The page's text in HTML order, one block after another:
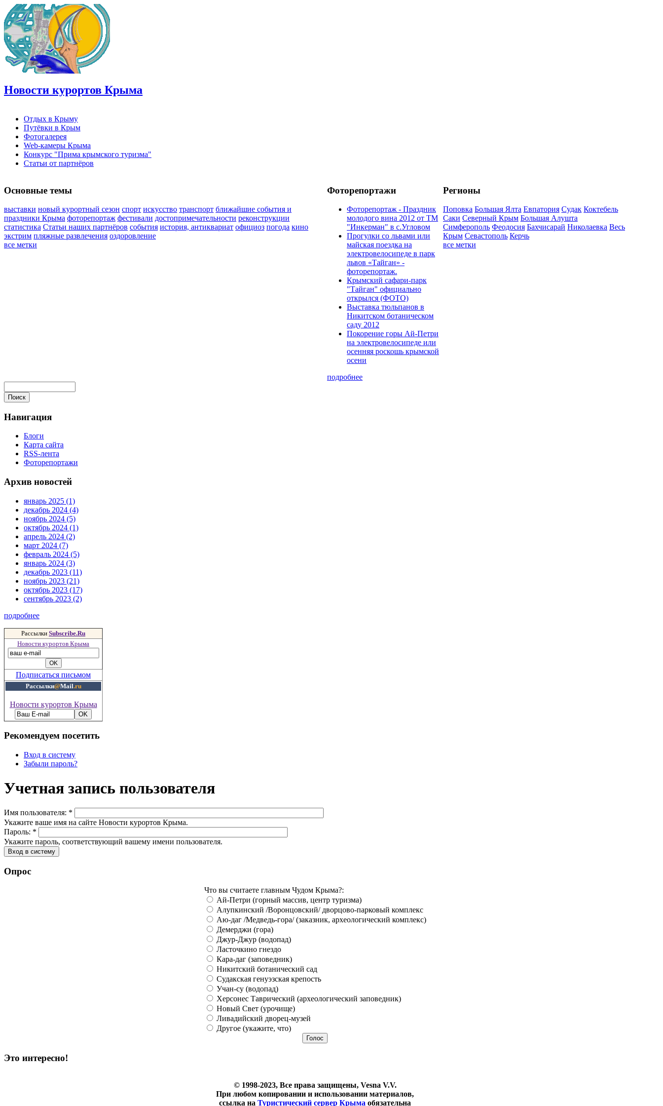
Новости курортов Крыма
Отдых в Крыму
Путёвки в Крым
Фотогалерея
Web-камеры Крыма
Конкурс "Прима крымского туризма"
Статьи от партнёров
Основные темы
выставки новый курортный сезон спорт искусство транспорт ближайшие события и
праздники Крыма фоторепортаж фестивали достопримечательности реконструкции
статистика Статьи наших партнёров события история, антиквариат официоз погода кино
экстрим пляжные развлечения оздоровление
все метки
Фоторепортажи
Фоторепортаж - Праздник
молодого вина 2012 от ТМ
"Инкерман" в с.Угловом
Прогулки cо львами или
майская поездка на
электровелосипеде в парк
львов «Тайган» -
фоторепортаж.
Крымский сафари-парк
"Тайган" официально
открылся (ФОТО)
Выставка тюльпанов в
Никитском ботаническом
саду 2012
Покорение горы Ай-Петри
на электровелосипеде или
осенняя роскошь крымской
осени
подробнее
Регионы
Поповка Большая Ялта Евпатория Судак Коктебель
Саки Северный Крым Большая Алушта
Симферополь Феодосия Бахчисарай Николаевка Весь
Крым Севастополь Керчь
все метки
Навигация
Блоги
Карта сайта
RSS-лента
Фоторепортажи
Архив новостей
январь 2025 (1)
декабрь 2024 (4)
ноябрь 2024 (5)
октябрь 2024 (1)
апрель 2024 (2)
март 2024 (7)
февраль 2024 (5)
январь 2024 (3)
декабрь 2023 (11)
ноябрь 2023 (21)
октябрь 2023 (17)
сентябрь 2023 (2)
подробнее
Рассылки Subscribe.Ru
Новости курортов Крыма
Подписаться письмом
Рассылки@Mail.ru
Новости курортов Крыма
Рекомендуем посетить
Вход в систему
Забыли пароль?
Учетная запись пользователя
Имя пользователя: *
Укажите ваше имя на сайте Новости курортов Крыма.
Пароль: *
Укажите пароль, соответствующий вашему имени пользователя.
Опрос
Что вы считаете главным Чудом Крыма?:
Ай-Петри (горный массив, центр туризма)
Алупкинский /Воронцовский/ дворцово-парковый комплекс
Аю-даг /Медведь-гора/ (заказник, археологический комплекс)
Демерджи (гора)
Джур-Джур (водопад)
Ласточкино гнездо
Кара-даг (заповедник)
Никитский ботанический сад
Судакская генуэзская крепость
Учан-су (водопад)
Херсонес Таврический (археологический заповедник)
Новый Свет (урочище)
Ливадийский дворец-музей
Другое (укажите, что)
Это интересно!
© 1998-2023, Все права защищены, Vesna V.V.
При любом копировании и использовании материалов,
ссылка наТуристический сервер Крыма обязательна